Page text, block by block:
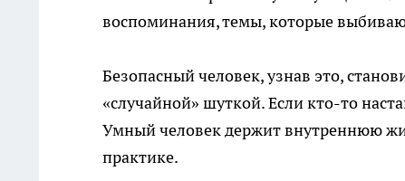
воспоминания, темы, которые
Безопасный человек, узнав это,
«случайной» шуткой. Если кто-то
Умный человек держит внутреннюю
практике.